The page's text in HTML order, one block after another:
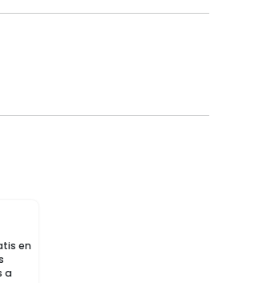
en
a